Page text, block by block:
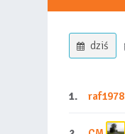
dziś
1. raf1978